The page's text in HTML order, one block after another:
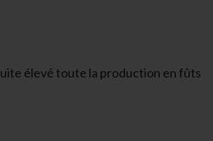
élevé toute la production en fûts